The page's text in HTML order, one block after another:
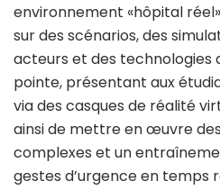
environnement «hôpital
sur des scénarios, des
acteurs et des technologies
pointe, présentant aux
via des casques de réalité
ainsi de mettre en œuvre
complexes et un
gestes d’urgence en temps